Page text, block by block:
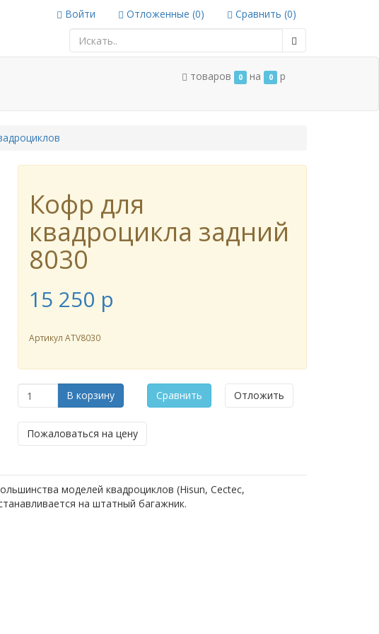
Войти Отложенные (0) Сравнить (0)
товаров 0 на 0 p
Кофр для
квадроцикла задний
8030
15 250 p
Артикул ATV8030
В корзину Сравнить Отложить
Пожаловаться на цену
моделей квадроциклов (Hisun, Cectec,
на штатный багажник.